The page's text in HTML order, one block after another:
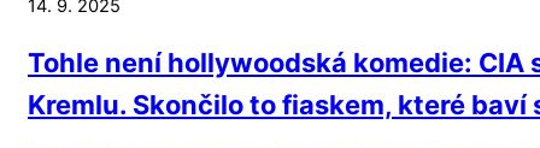
14. 9. 2025
Tohle není hollywoodská komedie:
Kremlu. Skončilo to fiaskem, které baví